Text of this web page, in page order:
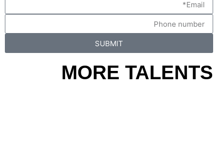
SUBMIT
MORE TALENTS